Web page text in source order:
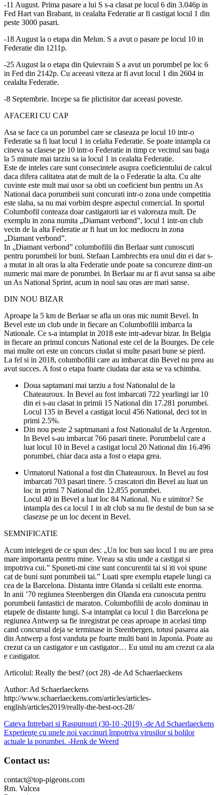
-11 August. Prima pasare a lui S s-a clasat pe locul 6 din 3.046p in
Fed Hart van Brabant, in cealalta Federatie ar fi castigat locul 1 din
peste 3000 pasari.
-18 August la o etapa din Melun. S a avut o pasare pe locul 10 in
Federatie din 1211p.
-25 August la o etapa din Quievrain S a avut un porumbel pe loc 6
in Fed din 2142p. Cu aceeasi viteza ar fi avut locul 1 din 2604 in
cealalta Federatie.
-8 Septembrie. Incepe sa fie plictisitor dar aceeasi poveste.
AFACERI CU CAP
Asa se face ca un porumbel care se claseaza pe locul 10 intr-o
Federatie sa fi luat locul 1 in celalta Federatie. Se poate intampla ca
cineva sa clasese pe 10 intr-o Federatie in timp ce vecinul sau baga
la 5 minute mai tarziu sa ia locul 1 in cealalta Federatie.
Este de inteles care sunt consecintele asupra coeficientului de calcul
daca difera calitatea atat de mult de la o Federatie la alta. Cu alte
cuvinte este mult mai usor sa obti un coeficient bun pentru un As
National daca porumbeii sunt concurati intr-o zona unde competitia
este slaba, sa nu mai vorbim despre aspectul comercial. In sportul
Columbofil conteaza doar castigatorii iar ei valoreaza mult. De
exemplu in zona numita „Diamant verbond”, locul 1 intr-un club
vecin de la alta Federatie ar fi luat un loc mediocru in zona
„Diamant verbond”.
In „Diamant verbond” columbofilii din Berlaar sunt cunoscuti
pentru porumbeii lor buni. Stefaan Lambrechts era unul din ei dar s-
a mutat in alt oras la alta Federatie unde poate sa concureze dintr-un
numeric mai mare de porumbei. In Berlaar nu ar fi avut sansa sa aibe
un As National Sprint, acum in noul sau oras are mari sanse.
DIN NOU BIZAR
Aproape la 5 km de Berlaar se afla un oras mic numit Bevel. In
Bevel este un club unde in fiecare an Columbofilii imbarca la
Nationale. Ce s-a intamplat in 2018 este intr-adevar bizar. In Belgia
in fiecare an primul concurs National este cel de la Bourges. De cele
mai multe ori este un concurs ciudat si multe pasari bune se pierd.
La fel si in 2018, columbofilii care au imbarcat din Bevel nu prea au
avut succes. A fost o etapa foarte ciudata dar asta se va schimba.
Doua saptamani mai tarziu a fost Nationalul de la
Chateauroux. In Bevel au fost imbarcati 722 yearlingi iar 10
din ei s-au clasat in primii 15 National din 17.281 porumbei.
Locul 135 in Bevel a castigat locul 456 National, deci tot in
primi 2.5%.
Din nou peste 2 saptmanani a fost Nationalul de la Argenton.
In Bevel s-au imbarcat 766 pasari tinere. Porumbelul care a
luat locul 10 in Bevel a castigat locul 20 National din 16.496
porumbei, chiar daca asta a fost o etapa grea.
Urmatorul National a fost din Chateauroux. In Bevel au fost
imbarcati 703 pasari tinere. 5 crascatori din Bevel au luat un
loc in primi 7 National din 12.855 porumbei.
Locul 40 in Bevel a luat loc 84 National. Nu e uimitor? Se
intampla des ca locul 1 in alt club sa nu fie destul de bun sa se
clasezse pe un loc decent in Bevel.
SEMNIFICATIE
Acum intelegeti de ce spun des: „Un loc bun sau locul 1 nu are prea
mare importanta pentru mine. Vreau sa stiu unde a castigat si
impotriva cui.” Spuneti-mi cine sunt concurentii tai si iti voi spune
cat de buni sunt porumbeii tai.” Luati spre exemplu etapele lungi ca
cea de la Barcelona. Distanta intre Olanda si ceilalti este enorma.
In anii ’70 regiunea Steenbergen din Olanda era cunoscuta pentru
porumbeii fantastici de maraton. Columbofilii de acolo dominau in
etapele de distante lungi. S-a intamplat ca locul 1 din Barcelona pe
regiunea Antwerp sa fie inregistrat pe ceas aproape in acelasi timp
cand concursul deja se terminase in Steenbergen, totusi pasarea aia
din Antwerp a fost vanduta pe foarte multi bani in Japonia. Poate au
crezut ca un castigator e un castigator… Eu unul nu am crezut ca ala
e castigator.
Articolul: Really the best? (oct 28) -de Ad Schaerlaeckens
Author: Ad Schaerlaeckens
http://www.schaerlaeckens.com/articles/articles-
english/articles2019/really-the-best-oct-28/
Navigare
în
Cateva Intrebari si Raspunsuri (30-10 -2019) -de Ad Schaerlaeckens
Experiențe cu unele noi vaccinuri împotriva virusilor si bolilor
actuale la porumbei. -Henk de Weerd
Contact us:
contact@top-pigeons.com
Rm. Valcea